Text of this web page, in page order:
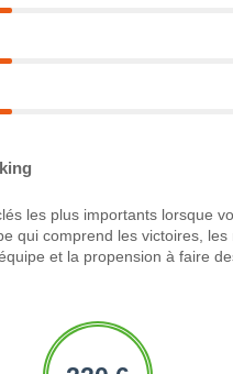
les plus importants lorsque
qui comprend les victoires,
et la propension à faire